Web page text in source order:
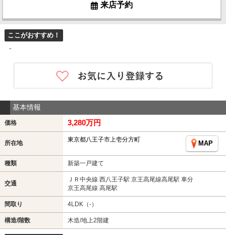
来店予約
ここがおすすめ！
-
基本情報
価格 3,280万円
所在地 東京都八王子市上壱分方町
MAP
種類 新築一戸建て
交通
ＪＲ中央線 西八王子駅 京王高尾線高尾駅 車分
京王高尾線 高尾駅
間取り 4LDK（-）
構造/階数 木造/地上2階建